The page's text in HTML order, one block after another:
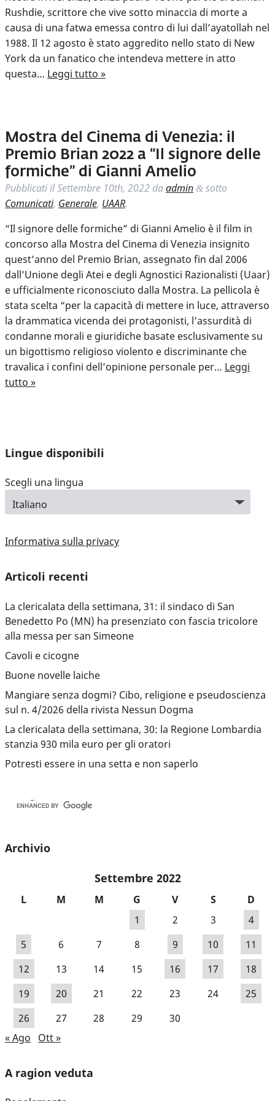
Rushdie, scrittore che vive sotto minaccia di morte a
causa di una fatwa emessa contro di lui dall’ayatollah nel
1988. Il 12 agosto è stato aggredito nello stato di New
York da un fanatico che intendeva mettere in atto
questa… Leggi tutto »
Mostra del Cinema di Venezia: il
Premio Brian 2022 a “Il signore delle
formiche” di Gianni Amelio
Pubblicati ilSettembre 10th, 2022 daadmin & sotto
Comunicati, Generale, UAAR.
“Il signore delle formiche” di Gianni Amelio è il film in
concorso alla Mostra del Cinema di Venezia insignito
quest’anno del Premio Brian, assegnato fin dal 2006
dall’Unione degli Atei e degli Agnostici Razionalisti (Uaar)
e ufficialmente riconosciuto dalla Mostra. La pellicola è
stata scelta “per la capacità di mettere in luce, attraverso
la drammatica vicenda dei protagonisti, l’assurdità di
condanne morali e giuridiche basate esclusivamente su
un bigottismo religioso violento e discriminante che
travalica i confini dell’opinione personale per… Leggi
tutto »
Lingue disponibili
Scegli una lingua
Informativa sulla privacy
Articoli recenti
La clericalata della settimana, 31: il sindaco di San
Benedetto Po (MN) ha presenziato con fascia tricolore
alla messa per san Simeone
Cavoli e cicogne
Buone novelle laiche
Mangiare senza dogmi? Cibo, religione e pseudoscienza
sul n. 4/2026 della rivista Nessun Dogma
La clericalata della settimana, 30: la Regione Lombardia
stanzia 930 mila euro per gli oratori
Potresti essere in una setta e non saperlo
Archivio
Settembre 2022
L M M G V S
D
1
2 3
4
5
6 7 8 9 10
11
12
13 14 15 16 17
18
19
20 21 22 23 24
25
26
27 28 29
30
« Ago
Ott »
A ragion veduta